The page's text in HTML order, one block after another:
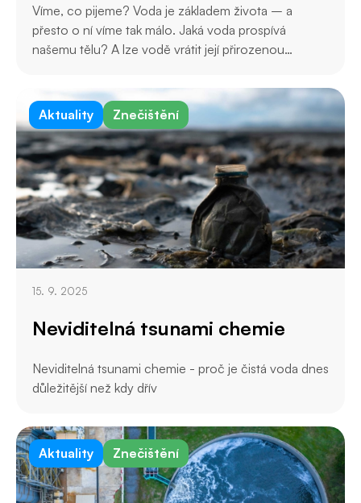
Víme, co pijeme? Voda je základem života – a
přesto o ní víme tak málo. Jaká voda prospívá
našemu tělu? A lze vodě vrátit její přirozenou
15. 9. 2025
Neviditelná tsunami chemie
Neviditelná tsunami chemie - proč je čistá voda dnes
důležitější než kdy dřív
Aktuality Znečištění
Aktuality Znečištění